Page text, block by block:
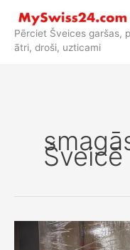
saturuPērciet Šveices garšas,
ātri, droši, uzticami
Šveicē